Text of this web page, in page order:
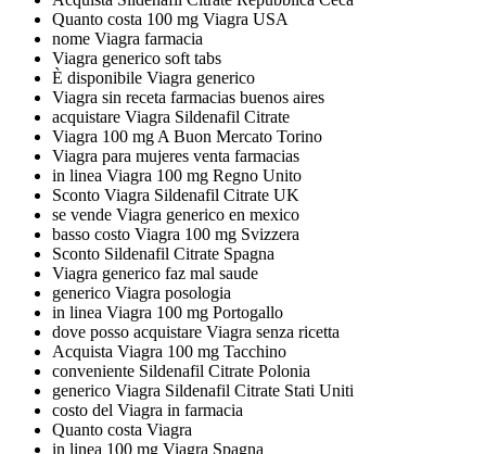
Quanto costa 100 mg Viagra USA
nome Viagra farmacia
Viagra generico soft tabs
È disponibile Viagra generico
Viagra sin receta farmacias buenos aires
acquistare Viagra Sildenafil Citrate
Viagra 100 mg A Buon Mercato Torino
Viagra para mujeres venta farmacias
in linea Viagra 100 mg Regno Unito
Sconto Viagra Sildenafil Citrate UK
se vende Viagra generico en mexico
basso costo Viagra 100 mg Svizzera
Sconto Sildenafil Citrate Spagna
Viagra generico faz mal saude
generico Viagra posologia
in linea Viagra 100 mg Portogallo
dove posso acquistare Viagra senza ricetta
Acquista Viagra 100 mg Tacchino
conveniente Sildenafil Citrate Polonia
generico Viagra Sildenafil Citrate Stati Uniti
costo del Viagra in farmacia
Quanto costa Viagra
in linea 100 mg Viagra Spagna